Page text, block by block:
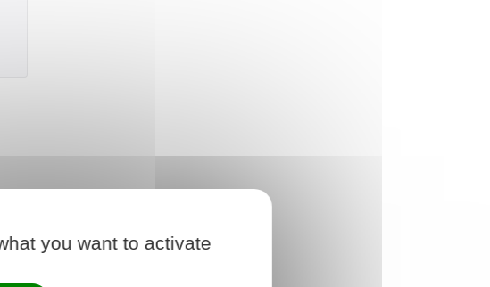
you want to activate